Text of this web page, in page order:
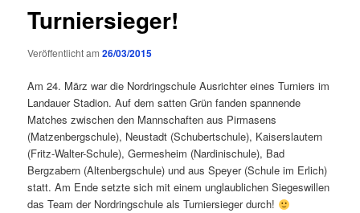
Turniersieger!
Veröffentlicht am26/03/2015
Am 24. März war die Nordringschule Ausrichter eines Turniers im
Landauer Stadion. Auf dem satten Grün fanden spannende
Matches zwischen den Mannschaften aus Pirmasens
(Matzenbergschule), Neustadt (Schubertschule), Kaiserslautern
(Fritz-Walter-Schule), Germesheim (Nardinischule), Bad
Bergzabern (Altenbergschule) und aus Speyer (Schule im Erlich)
statt. Am Ende setzte sich mit einem unglaublichen Siegeswillen
das Team der Nordringschule als Turniersieger durch!